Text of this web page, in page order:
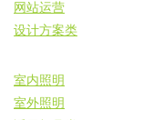
网站运营
设计方案类
室内照明
室外照明